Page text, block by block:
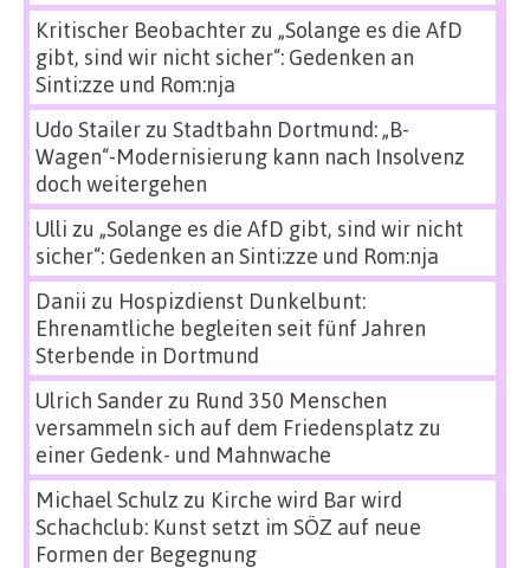
Kritischer Beobachterzu „Solange es die AfD
gibt, sind wir nicht sicher“: Gedenken an
Sinti:zze und Rom:nja
Udo Stailerzu Stadtbahn Dortmund: „B-
Wagen“-Modernisierung kann nach Insolvenz
doch weitergehen
Ulli zu „Solange es die AfD gibt, sind wir nicht
sicher“: Gedenken an Sinti:zze und Rom:nja
Danii zu Hospizdienst Dunkelbunt:
Ehrenamtliche begleiten seit fünf Jahren
Sterbende in Dortmund
Ulrich Sanderzu Rund 350 Menschen
versammeln sich auf dem Friedensplatz zu
einer Gedenk- und Mahnwache
Michael Schulz zu Kirche wird Bar wird
Schachclub: Kunst setzt im SÖZ auf neue
Formen der Begegnung